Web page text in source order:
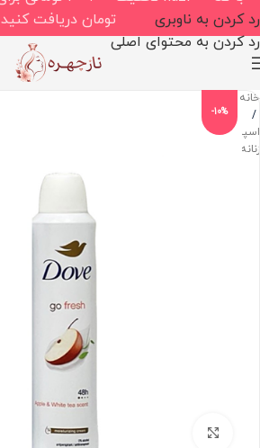
رد کردن به ناوبری
رد کردن به محتوای اصلی
تومان دریافت کنید
خانه
/
اسپری
زنانه
-10%